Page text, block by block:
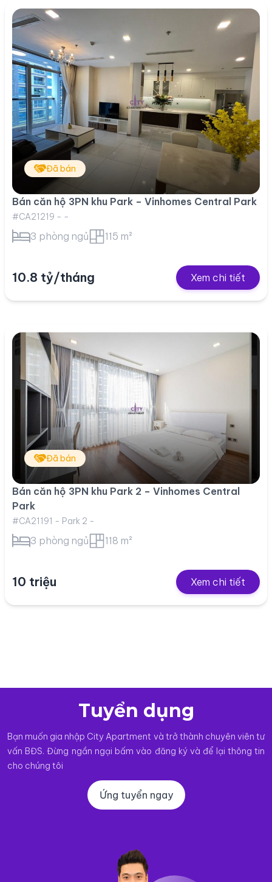
Đã bán
Bán căn hộ 3PN khu Park – Vinhomes Central Park
#CA21219 - -
3 phòng ngủ 115 m²
10.8 tỷ/tháng Xem chi tiết
Đã bán
Bán căn hộ 3PN khu Park 2 – Vinhomes Central
Park
#CA21191 - Park 2 -
3 phòng ngủ 118 m²
10 triệu Xem chi tiết
Tuyển dụng
Bạn muốn gia nhập City Apartment và trở thành chuyên viên tư
vấn BĐS. Đừng ngần ngại bấm vào đăng ký và để lại thông tin
cho chúng tôi
Ứng tuyển ngay